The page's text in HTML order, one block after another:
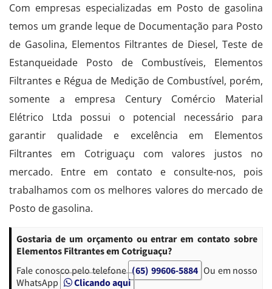
Com empresas especializadas em Posto de gasolina
temos um grande leque de Documentação para Posto
de Gasolina, Elementos Filtrantes de Diesel, Teste de
Estanqueidade Posto de Combustíveis, Elementos
Filtrantes e Régua de Medição de Combustível, porém,
somente a empresa Century Comércio Material
Elétrico Ltda possui o potencial necessário para
garantir qualidade e excelência em Elementos
Filtrantes em Cotriguaçu com valores justos no
mercado. Entre em contato e consulte-nos, pois
trabalhamos com os melhores valores do mercado de
Posto de gasolina.
Gostaria de um orçamento ou entrar em contato sobre
Elementos Filtrantes em Cotriguaçu?
Fale conosco pelo telefone (65) 99606-5884 Ou em nosso
WhatsApp
Clicando aqui